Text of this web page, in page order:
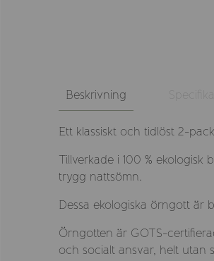
Beskrivning
Ett klassiskt och tidlöst 2-
Tillverkade i 100 %
trygg nattsömn.
Dessa ekologiska örngott är
Örngotten är GOTS-
och socialt ansvar, helt utan